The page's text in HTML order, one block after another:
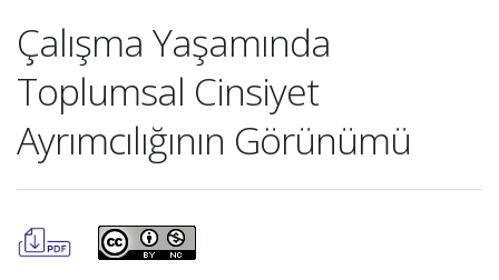
Çalışma Yaşamında
Toplumsal Cinsiyet
Ayrımcılığının Görünümü